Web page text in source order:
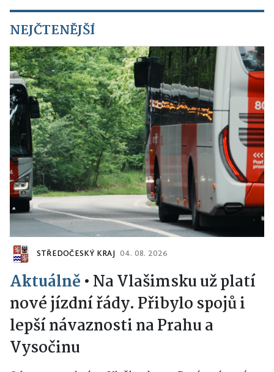
NEJČTENĚJŠÍ
STŘEDOČESKÝ KRAJ 04. 08. 2026
Aktuálně • Na Vlašimsku už platí
nové jízdní řády. Přibylo spojů i
lepší návaznosti na Prahu a
Vysočinu